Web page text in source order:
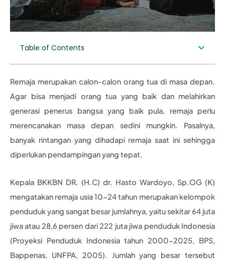
Table of Contents
Remaja merupakan calon-calon orang tua di masa depan.
Agar bisa menjadi orang tua yang baik dan melahirkan
generasi penerus bangsa yang baik pula, remaja perlu
merencanakan masa depan sedini mungkin. Pasalnya,
banyak rintangan yang dihadapi remaja saat ini sehingga
diperlukan pendampingan yang tepat.
Kepala BKKBN DR. (H.C) dr. Hasto Wardoyo, Sp.OG (K)
mengatakan remaja usia 10-24 tahun merupakan kelompok
penduduk yang sangat besar jumlahnya, yaitu sekitar 64 juta
jiwa atau 28,6 persen dari 222 juta jiwa penduduk Indonesia
(Proyeksi Penduduk Indonesia tahun 2000-2025, BPS,
Bappenas, UNFPA, 2005). Jumlah yang besar tersebut